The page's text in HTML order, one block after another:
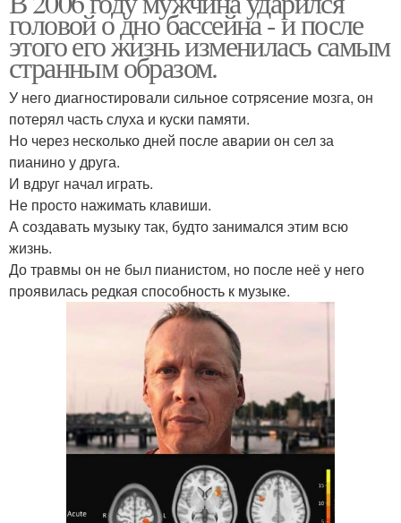
головой о дно бассейна - и после
этого его жизнь изменилась самым
странным образом.
У него диагностировали сильное сотрясение мозга, он
потерял часть слуха и куски памяти.
Но через несколько дней после аварии он сел за
пианино у друга.
И вдруг начал играть.
Не просто нажимать клавиши.
А создавать музыку так, будто занимался этим всю
жизнь.
До травмы он не был пианистом, но после неё у него
проявилась редкая способность к музыке.